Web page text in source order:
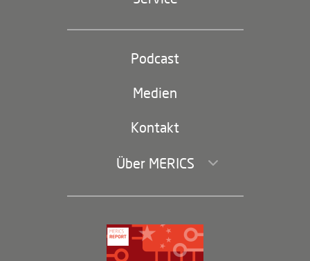
Partei und Staat
navigation)
Podcast
Medien
Kontakt
Über MERICS
Geschäftsführung und Bereiche
Governance